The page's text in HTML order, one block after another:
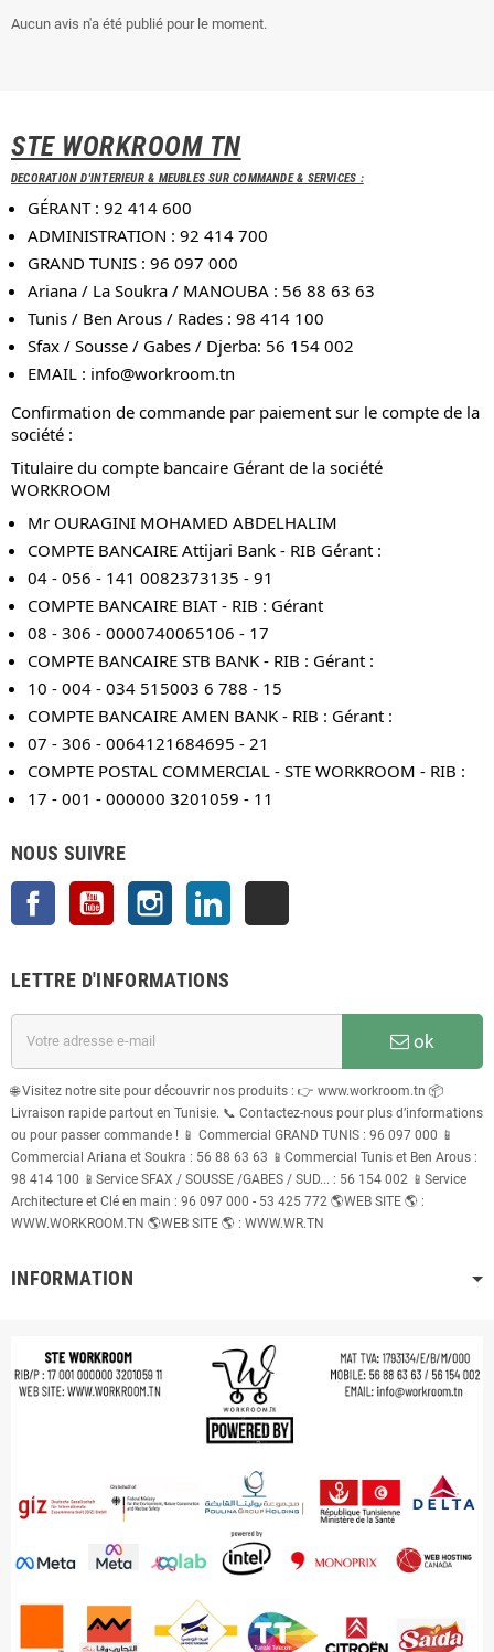
Aucun avis n'a été publié pour le moment.
STE WORKROOM TN
DECORATION D'INTERIEUR & MEUBLES SUR COMMANDE & SERVICES :
GÉRANT : 92 414 600
ADMINISTRATION : 92 414 700
GRAND TUNIS : 96 097 000
Ariana / La Soukra / MANOUBA : 56 88 63 63
Tunis / Ben Arous / Rades : 98 414 100
Sfax / Sousse / Gabes / Djerba: 56 154 002
EMAIL : info@workroom.tn
Confirmation de commande par paiement sur le compte de la
société :
Titulaire du compte bancaire Gérant de la société
WORKROOM
Mr OURAGINI MOHAMED ABDELHALIM
COMPTE BANCAIRE Attijari Bank - RIB Gérant :
04 - 056 - 141 0082373135 - 91
COMPTE BANCAIRE BIAT - RIB : Gérant
08 - 306 - 0000740065106 - 17
COMPTE BANCAIRE STB BANK - RIB : Gérant :
10 - 004 - 034 515003 6 788 - 15
COMPTE BANCAIRE AMEN BANK - RIB : Gérant :
07 - 306 - 0064121684695 - 21
COMPTE POSTAL COMMERCIAL - STE WORKROOM - RIB :
17 - 001 - 000000 3201059 - 11
NOUS SUIVRE
Facebook YouTube Instagram
LETTRE D'INFORMATIONS
ok
🌐 Visitez notre site pour découvrir nos produits : 👉 www.workroom.tn 📦
Livraison rapide partout en Tunisie. 📞 Contactez-nous pour plus d’informations
ou pour passer commande ! 📱 Commercial GRAND TUNIS : 96 097 000 📱
Commercial Ariana et Soukra : 56 88 63 63 📱Commercial Tunis et Ben Arous :
98 414 100 📱Service SFAX / SOUSSE /GABES / SUD... : 56 154 002 📱Service
Architecture et Clé en main : 96 097 000 - 53 425 772 🌎WEB SITE 🌎 :
WWW.WORKROOM.TN 🌎WEB SITE 🌎 : WWW.WR.TN
INFORMATION